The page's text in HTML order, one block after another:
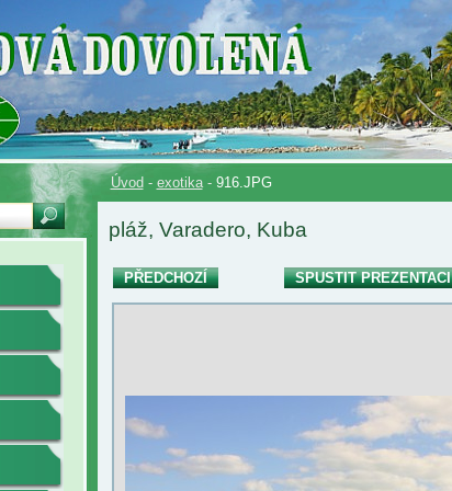
Úvod - exotika - 916.JPG
pláž, Varadero, Kuba
PŘEDCHOZÍ SPUSTIT PREZENTACI